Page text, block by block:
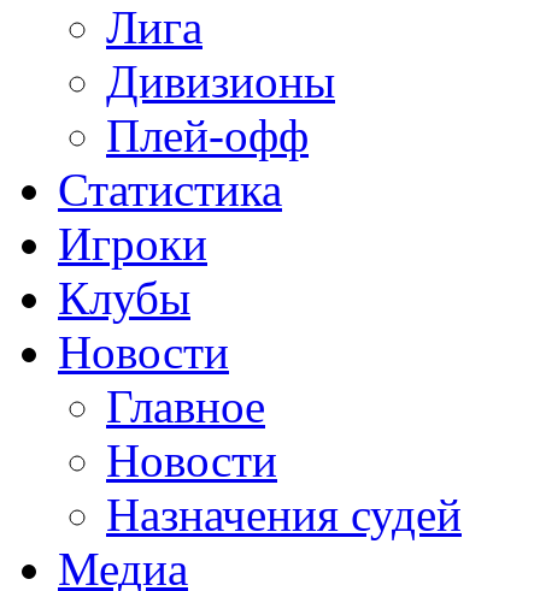
Лига
Дивизионы
Плей-офф
Статистика
Игроки
Клубы
Новости
Главное
Новости
Назначения судей
Медиа